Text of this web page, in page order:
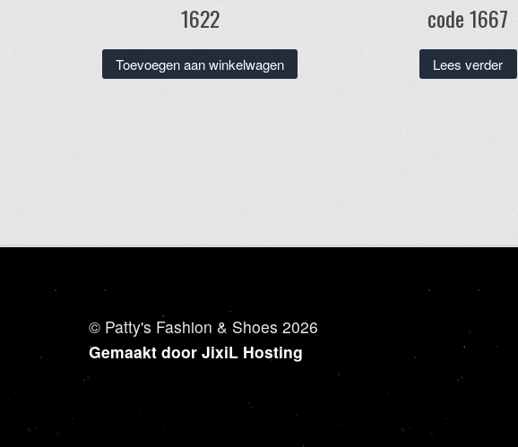
1622
Toevoegen aan winkelwagen
code 1667
Lees verder
© Patty's Fashion & Shoes 2026
Gemaakt door JixiL Hosting